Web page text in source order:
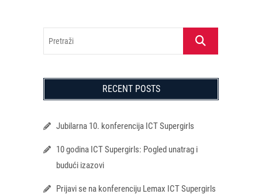
Pretraži
RECENT POSTS
Jubilarna 10. konferencija ICT Supergirls
10 godina ICT Supergirls: Pogled unatrag i
budući izazovi
Prijavi se na konferenciju Lemax ICT Supergirls